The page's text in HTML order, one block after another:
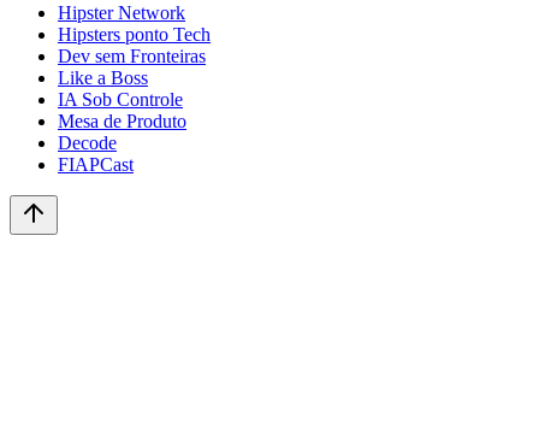
Hipster Network
Hipsters ponto Tech
Dev sem Fronteiras
Like a Boss
IA Sob Controle
Mesa de Produto
Decode
FIAPCast